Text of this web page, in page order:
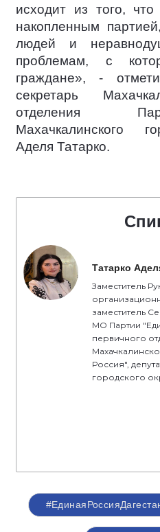
исходит из того,
накопленным
людей и
проблемам, с
граждане», -
секретарь
отделения
Махачкалинского
Аделя Татарко.
Татарко
Заместитель
заместитель
МО Партии
первичного
Россия",
городского